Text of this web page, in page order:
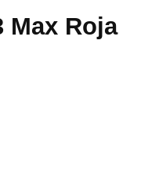
Max Roja